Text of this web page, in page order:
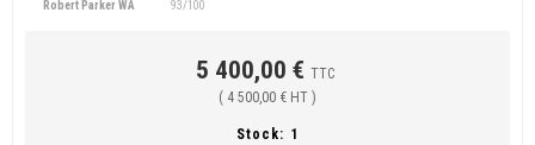
Robert Parker WA
93/100
5 400,00 € TTC
( 4 500,00 € HT )
Stock: 1